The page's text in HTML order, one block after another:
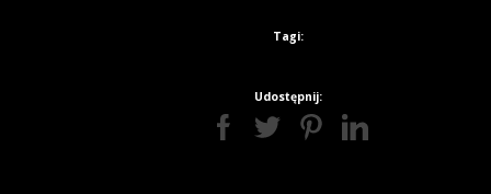
Tagi:
Udostępnij: